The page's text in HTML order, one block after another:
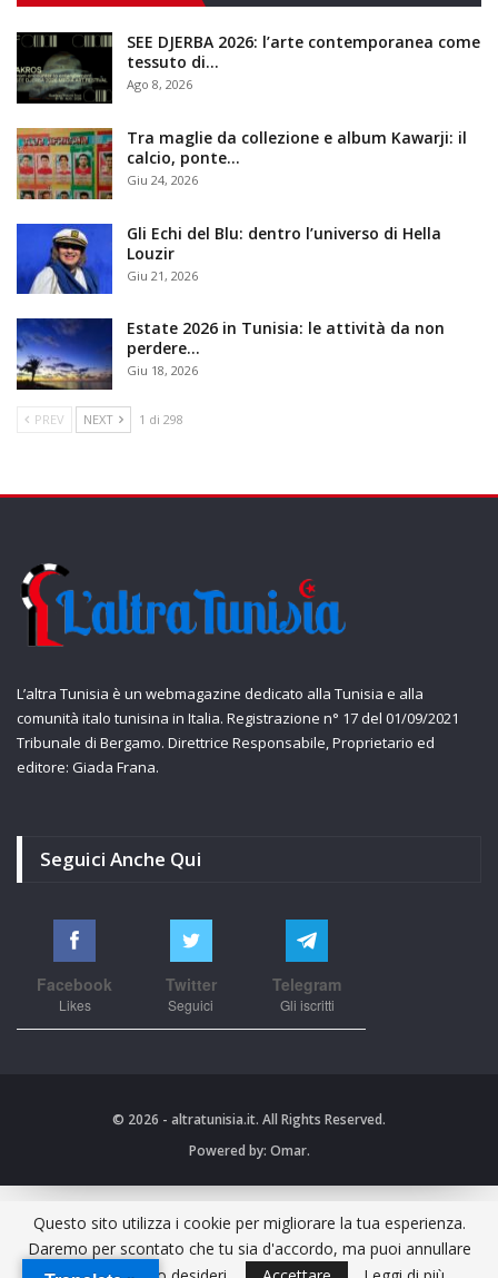
SEE DJERBA 2026: l’arte contemporanea come
tessuto di…
Ago 8, 2026
Tra maglie da collezione e album Kawarji: il
calcio, ponte…
Giu 24, 2026
Gli Echi del Blu: dentro l’universo di Hella
Louzir
Giu 21, 2026
Estate 2026 in Tunisia: le attività da non
perdere…
Giu 18, 2026
PREV NEXT 1 di 298
L’altra Tunisia è un webmagazine dedicato alla Tunisia e alla
comunità italo tunisina in Italia. Registrazione n° 17 del 01/09/2021
Tribunale di Bergamo. Direttrice Responsabile, Proprietario ed
editore: Giada Frana.
Seguici Anche Qui
Facebook
Likes
Twitter
Seguici
Telegram
Gli iscritti
© 2026 - altratunisia.it. All Rights Reserved.
Powered by: Omar.
Questo sito utilizza i cookie per migliorare la tua esperienza.
Daremo per scontato che tu sia d'accordo, ma puoi annullare